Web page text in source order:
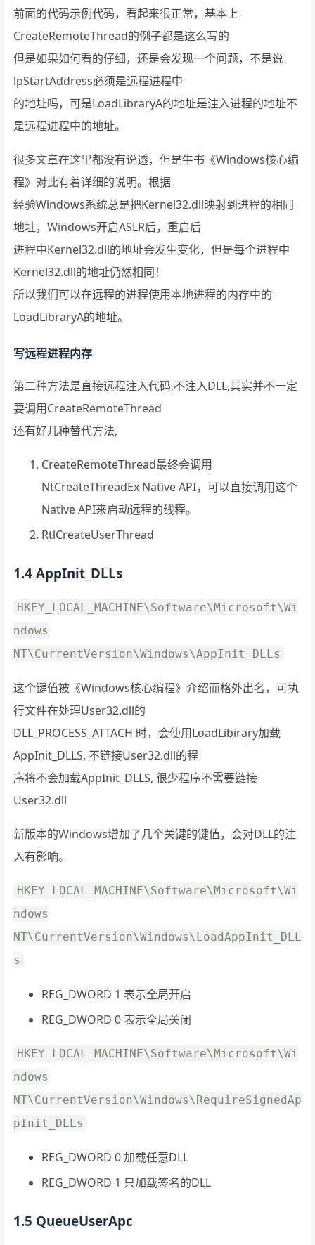
前面的代码示例代码，看起来很正常，基本上
CreateRemoteThread的例子都是这么写的
但是如果如何看的仔细，还是会发现一个问题，不是说
lpStartAddress必须是远程进程中
的地址吗，可是LoadLibraryA的地址是注入进程的地址不
是远程进程中的地址。
很多文章在这里都没有说透，但是牛书《Windows核心编
程》对此有着详细的说明。根据
经验Windows系统总是把Kernel32.dll映射到进程的相同
地址，Windows开启ASLR后，重启后
进程中Kernel32.dll的地址会发生变化，但是每个进程中
Kernel32.dll的地址仍然相同！
所以我们可以在远程的进程使用本地进程的内存中的
LoadLibraryA的地址。
写远程进程内存
第二种方法是直接远程注入代码,不注入DLL,其实并不一定
要调用CreateRemoteThread
还有好几种替代方法,
CreateRemoteThread最终会调用
NtCreateThreadEx Native API，可以直接调用这个
Native API来启动远程的线程。
RtlCreateUserThread
1.4 AppInit_DLLs
HKEY_LOCAL_MACHINE\Software\Microsoft\Wi
ndows
NT\CurrentVersion\Windows\AppInit_DLLs
这个键值被《Windows核心编程》介绍而格外出名，可执
行文件在处理User32.dll的
DLL_PROCESS_ATTACH 时，会使用LoadLibirary加载
AppInit_DLLS, 不链接User32.dll的程
序将不会加载AppInit_DLLS, 很少程序不需要链接
User32.dll
新版本的Windows增加了几个关键的键值，会对DLL的注
入有影响。
HKEY_LOCAL_MACHINE\Software\Microsoft\Wi
ndows
NT\CurrentVersion\Windows\LoadAppInit_DLL
s
REG_DWORD 1 表示全局开启
REG_DWORD 0 表示全局关闭
HKEY_LOCAL_MACHINE\Software\Microsoft\Wi
ndows
NT\CurrentVersion\Windows\RequireSignedAp
pInit_DLLs
REG_DWORD 0 加载任意DLL
REG_DWORD 1 只加载签名的DLL
1.5 QueueUserApc